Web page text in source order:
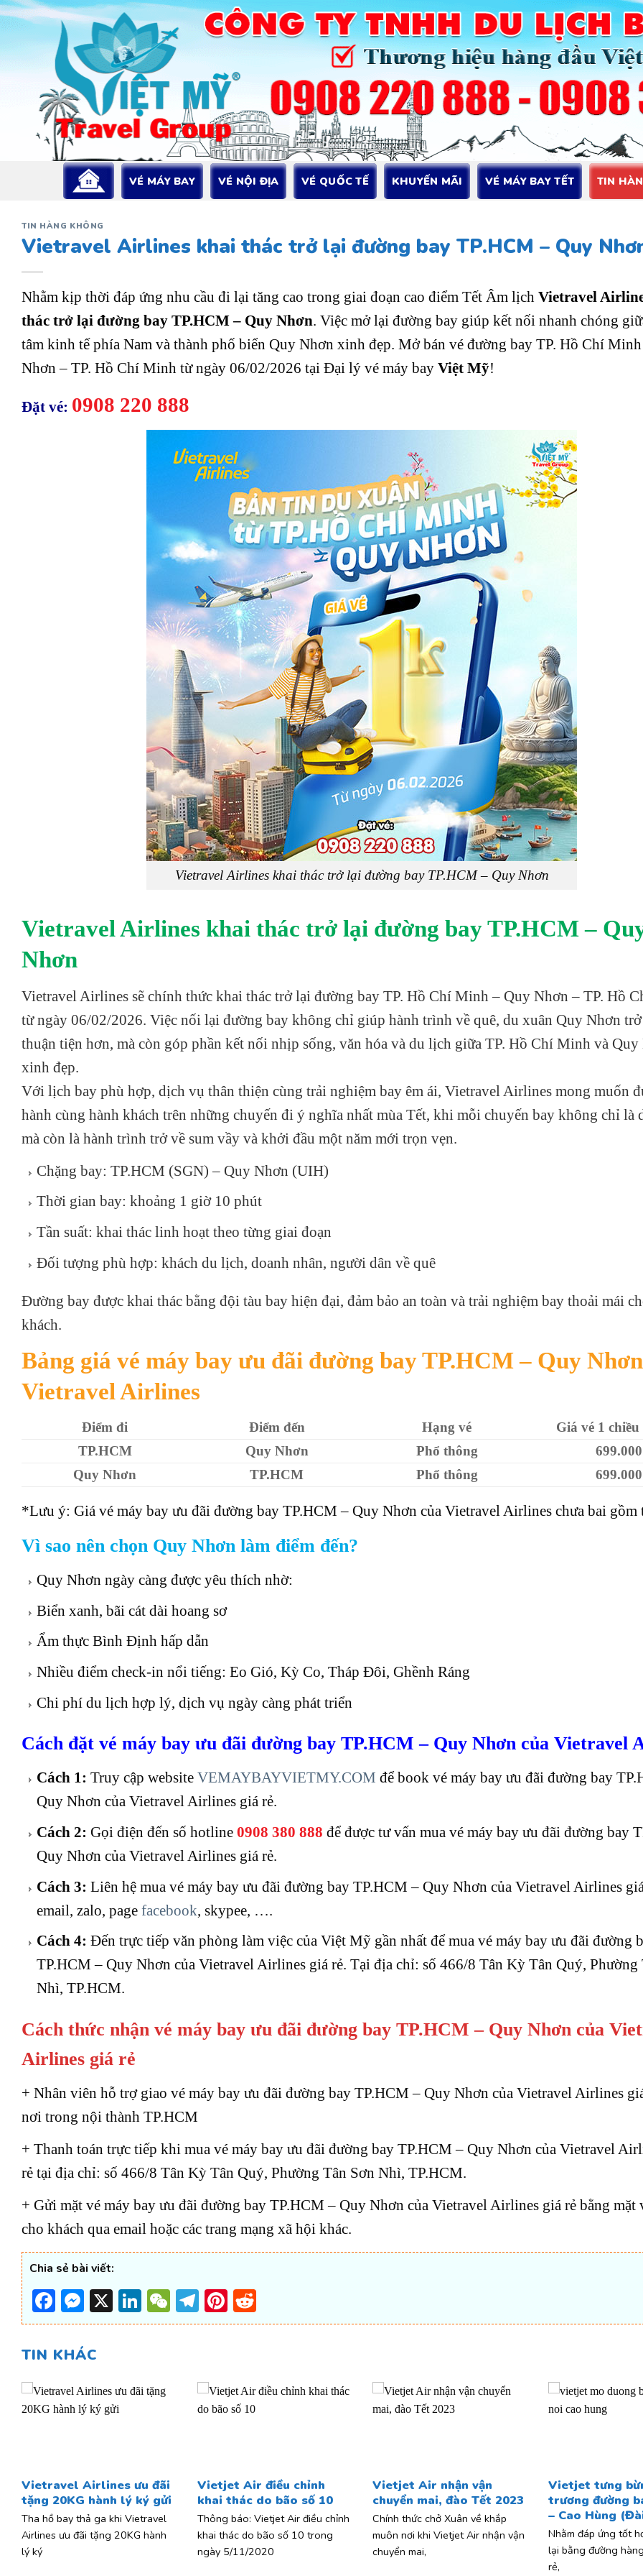
Bỏ
dung
VÉ MÁY BAY VÉ NỘI ĐỊA VÉ QUỐC TẾ KHUYẾN MÃI VÉ MÁY BAY TẾT TIN
TIN HÀNG KHÔNG
Vietravel Airlines khai thác trở lại đường bay TP.HCM – Quy
Nhằm kịp thời đáp ứng nhu cầu đi lại tăng cao trong giai đoạn cao điểm Tết Âm lịch Vietravel
thác trở lại đường bay TP.HCM – Quy Nhơn . Việc mở lại đường bay giúp kết nối nhanh chóng
tâm kinh tế phía Nam và thành phố biển Quy Nhơn xinh đẹp. Mở bán vé đường bay TP. Hồ Chí
Nhơn – TP. Hồ Chí Minh từ ngày 06/02/2026 tại Đại lý vé máy bay Việt Mỹ!
Đặt vé: 0908 220 888
Vietravel Airlines khai thác trở lại đường bay TP.HCM – Quy Nhơn
Vietravel Airlines khai thác trở lại đường bay TP.HCM –
Nhơn
Vietravel Airlines sẽ chính thức khai thác trở lại đường bay TP. Hồ Chí Minh – Quy Nhơn – TP. Hồ
từ ngày 06/02/2026. Việc nối lại đường bay không chỉ giúp hành trình về quê, du xuân Quy Nhơn
thuận tiện hơn, mà còn góp phần kết nối nhịp sống, văn hóa và du lịch giữa TP. Hồ Chí Minh và
xinh đẹp.
Với lịch bay phù hợp, dịch vụ thân thiện cùng trải nghiệm bay êm ái, Vietravel Airlines mong muốn
hành cùng hành khách trên những chuyến đi ý nghĩa nhất mùa Tết, khi mỗi chuyến bay không chỉ là
mà còn là hành trình trở về sum vầy và khởi đầu một năm mới trọn vẹn.
Chặng bay: TP.HCM (SGN) – Quy Nhơn (UIH)
Thời gian bay: khoảng 1 giờ 10 phút
Tần suất: khai thác linh hoạt theo từng giai đoạn
Đối tượng phù hợp: khách du lịch, doanh nhân, người dân về quê
Đường bay được khai thác bằng đội tàu bay hiện đại, đảm bảo an toàn và trải nghiệm bay thoải mái
khách.
Bảng giá vé máy bay ưu đãi đường bay TP.HCM – Quy
Vietravel Airlines
Điểm đi Điểm đến Hạng vé
Giá vé 1
TP.HCM
Quy Nhơn Phổ thông
699.000
Quy Nhơn
TP.HCM Phổ thông 699.000
*Lưu ý: Giá vé máy bay ưu đãi đường bay TP.HCM – Quy Nhơn của Vietravel Airlines chưa bai gồm
Vì sao nên chọn Quy Nhơn làm điểm đến?
Quy Nhơn ngày càng được yêu thích nhờ:
Biển xanh, bãi cát dài hoang sơ
Ẩm thực Bình Định hấp dẫn
Nhiều điểm check-in nổi tiếng: Eo Gió, Kỳ Co, Tháp Đôi, Ghềnh Ráng
Chi phí du lịch hợp lý, dịch vụ ngày càng phát triển
Cách đặt vé máy bay ưu đãi đường bay TP.HCM – Quy Nhơn của Vietravel
Cách 1: Truy cập website VEMAYBAYVIETMY.COM để book vé máy bay ưu đãi đường bay
Quy Nhơn của Vietravel Airlines giá rẻ.
Cách 2: Gọi điện đến số hotline 0908 380 888 để được tư vấn mua vé máy bay ưu đãi đường bay
Quy Nhơn của Vietravel Airlines giá rẻ.
Cách 3: Liên hệ mua vé máy bay ưu đãi đường bay TP.HCM – Quy Nhơn của Vietravel Airlines
email, zalo, page facebook, skypee, ….
Cách 4: Đến trực tiếp văn phòng làm việc của Việt Mỹ gần nhất để mua vé máy bay ưu đãi đường
TP.HCM – Quy Nhơn của Vietravel Airlines giá rẻ. Tại địa chỉ: số 466/8 Tân Kỳ Tân Quý, Phường
Nhì, TP.HCM.
Cách thức nhận vé máy bay ưu đãi đường bay TP.HCM – Quy Nhơn của
Airlines giá rẻ
+ Nhân viên hỗ trợ giao vé máy bay ưu đãi đường bay TP.HCM – Quy Nhơn của Vietravel Airlines
nơi trong nội thành TP.HCM
+ Thanh toán trực tiếp khi mua vé máy bay ưu đãi đường bay TP.HCM – Quy Nhơn của Vietravel
rẻ tại địa chỉ: số 466/8 Tân Kỳ Tân Quý, Phường Tân Sơn Nhì, TP.HCM.
+ Gửi mặt vé máy bay ưu đãi đường bay TP.HCM – Quy Nhơn của Vietravel Airlines giá rẻ bằng mặt
cho khách qua email hoặc các trang mạng xã hội khác.
Chia sẻ bài viết:
Facebook
Messenger
X LinkedIn
WeChat
Telegram
Pinterest
TIN KHÁC
Vietravel Airlines ưu đãi
tặng 20KG hành lý ký gửi
Tha hồ bay thả ga khi Vietravel
Airlines ưu đãi tặng 20KG hành
lý ký
Vietjet Air điều chỉnh
khai thác do bão số 10
Thông báo: Vietjet Air điều chỉnh
khai thác do bão số 10 trong
ngày 5/11/2020
Vietjet Air nhận vận
chuyển mai, đào Tết 2023
Chính thức chở Xuân về khắp
muôn nơi khi Vietjet Air nhận vận
chuyển mai,
Vietjet tưng
trương đường
– Cao Hùng
Nhằm đáp ứng tốt
lại bằng đường
rẻ,